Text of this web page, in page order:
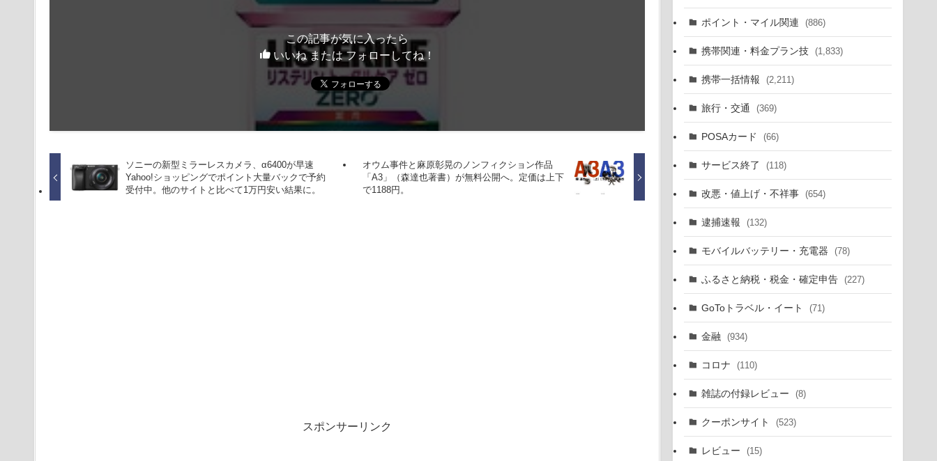
この記事が気に入ったら
いいね または フォローしてね！
ソニーの新型ミラーレスカメラ、α6400が早速
Yahoo!ショッピングでポイント大量バックで予約
受付中。他のサイトと比べて1万円安い結果に。
オウム事件と麻原彰晃のノンフィクション作品
「A3」（森達也著書）が無料公開へ。定価は上下
で1188円。
スポンサーリンク
ポイント・マイル関連 (886)
携帯関連・料金プラン技 (1,833)
携帯一括情報 (2,211)
旅行・交通 (369)
POSAカード (66)
サービス終了 (118)
改悪・値上げ・不祥事 (654)
逮捕速報 (132)
モバイルバッテリー・充電器 (78)
ふるさと納税・税金・確定申告 (227)
GoToトラベル・イート (71)
金融 (934)
コロナ (110)
雑誌の付録レビュー (8)
クーポンサイト (523)
レビュー (15)